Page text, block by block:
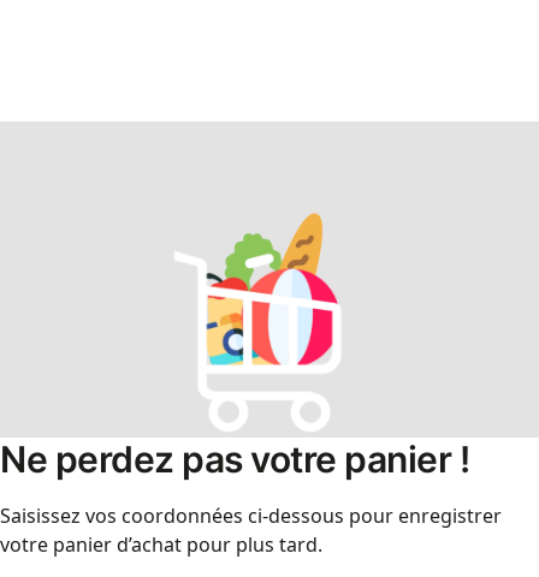
Ne perdez pas votre panier !
Saisissez vos coordonnées ci-dessous pour enregistrer
votre panier d’achat pour plus tard.